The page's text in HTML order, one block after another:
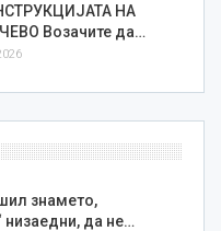
НА
Возачите да…
знамето,
низаедни, да не…